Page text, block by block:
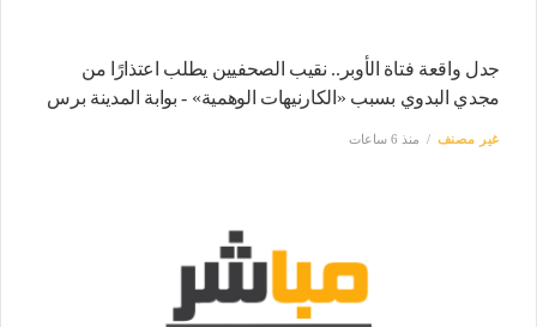
جدل واقعة فتاة الأوبر.. نقيب الصحفيين يطلب اعتذارًا من
مجدي البدوي بسبب «الكارنيهات الوهمية» - بوابة المدينة برس
غير مصنف منذ 6 ساعات